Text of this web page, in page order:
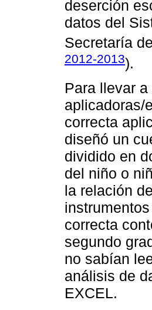
deserción
datos del
Secretaría
2012-2013).
Para llevar
aplicadoras/
correcta
diseñó un
dividido en
del niño o
la relación
correcta
segundo
no sabían
análisis de
EXCEL.